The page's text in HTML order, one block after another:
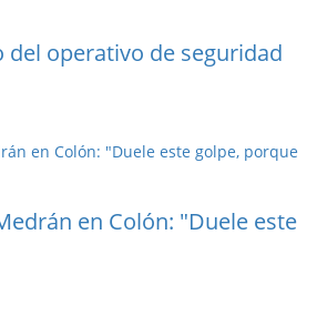
del operativo de seguridad
en Colón: "Duele este